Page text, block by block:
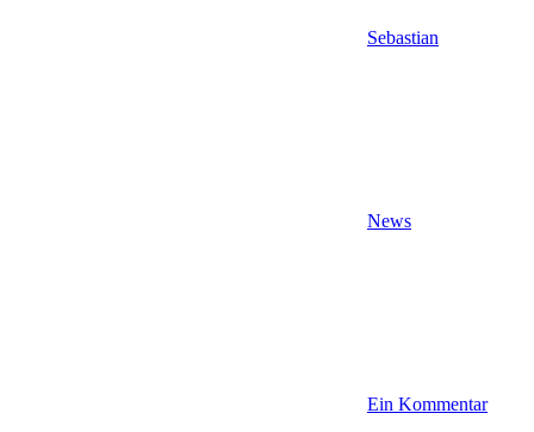
Sebastian
News
Ein Kommentar